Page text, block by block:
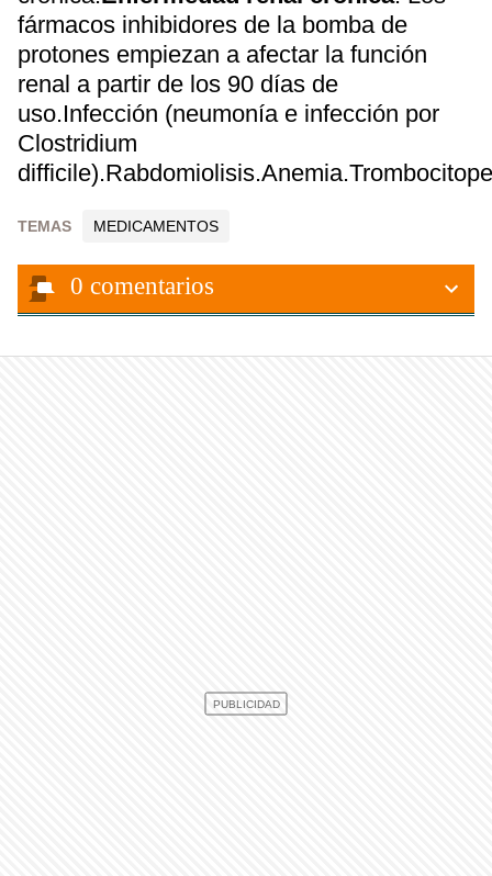
fármacos inhibidores de la bomba de
protones empiezan a afectar la función
renal a partir de los 90 días de
uso.Infección (neumonía e infección por
Clostridium
TEMAS MEDICAMENTOS
0 comentarios